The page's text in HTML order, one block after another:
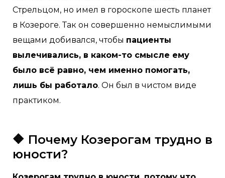
Стрельцом, но имел в гороскопе шесть планет
в Козероге. Так он совершенно немыслимыми
вещами добивался, чтобы пациенты
вылечивались, в каком-то смысле ему
было всё равно, чем именно помогать,
лишь бы работало. Он был в чистом виде
практиком.
🔶 Почему Козерогам трудно в
юности?